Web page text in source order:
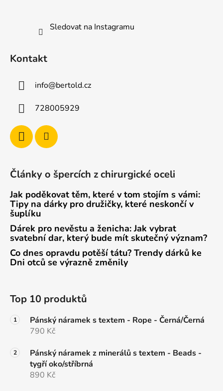
Sledovat na Instagramu
Kontakt
info@bertold.cz
728005929
Články o špercích z chirurgické oceli
Jak poděkovat těm, které v tom stojím s vámi:
Tipy na dárky pro družičky, které neskončí v
šuplíku
Dárek pro nevěstu a ženicha: Jak vybrat
svatební dar, který bude mít skutečný význam?
Co dnes opravdu potěší tátu? Trendy dárků ke
Dni otců se výrazně změnily
Top 10 produktů
Pánský náramek s textem - Rope - Černá/Černá
790 Kč
Pánský náramek z minerálů s textem - Beads -
tygří oko/stříbrná
890 Kč